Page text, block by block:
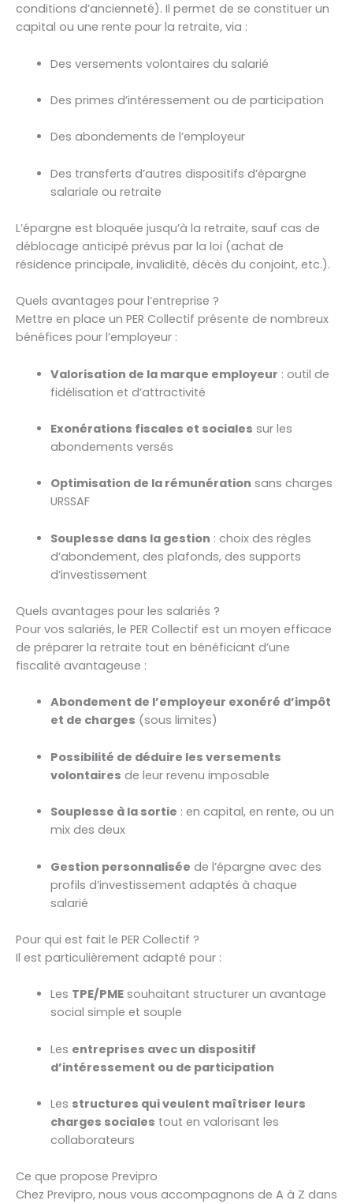
conditions d’ancienneté). Il permet de se constituer un
capital ou une rente pour la retraite, via :
Des versements volontaires du salarié
Des primes d’intéressement ou de participation
Des abondements de l’employeur
Des transferts d’autres dispositifs d’épargne
salariale ou retraite
L’épargne est bloquée jusqu’à la retraite, sauf cas de
déblocage anticipé prévus par la loi (achat de
résidence principale, invalidité, décès du conjoint, etc.).
Quels avantages pour l’entreprise ?
Mettre en place un PER Collectif présente de nombreux
bénéfices pour l’employeur :
Valorisation de la marque employeur : outil de
fidélisation et d’attractivité
Exonérations fiscales et sociales sur les
abondements versés
Optimisation de la rémunération sans charges
URSSAF
Souplesse dans la gestion : choix des règles
d’abondement, des plafonds, des supports
d’investissement
Quels avantages pour les salariés ?
Pour vos salariés, le PER Collectif est un moyen efficace
de préparer la retraite tout en bénéficiant d’une
fiscalité avantageuse :
Abondement de l’employeur exonéré d’impôt
et de charges (sous limites)
Possibilité de déduire les versements
volontaires de leur revenu imposable
Souplesse à la sortie : en capital, en rente, ou un
mix des deux
Gestion personnalisée de l’épargne avec des
profils d’investissement adaptés à chaque
salarié
Pour qui est fait le PER Collectif ?
Il est particulièrement adapté pour :
Les TPE/PMEsouhaitant structurer un avantage
social simple et souple
Les entreprises avec un dispositif
d’intéressement ou de participation
Les structures qui veulent maîtriser leurs
charges sociales tout en valorisant les
collaborateurs
Ce que propose Previpro
Chez Previpro, nous vous accompagnons de A à Z dans